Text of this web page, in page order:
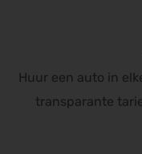
Huur een auto in
transparante